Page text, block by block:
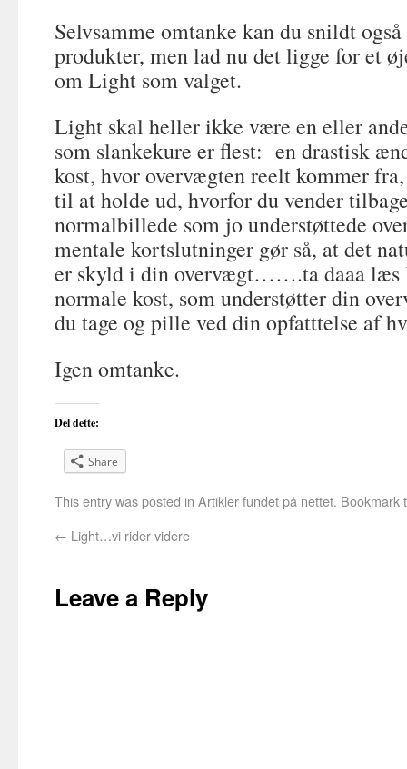
Selvsamme omtanke kan du snildt
produkter, men lad nu det ligge for et
om Light som valget.
Light skal heller ikke være en eller
som slankekure er flest: en drastisk
kost, hvor overvægten reelt kommer
til at holde ud, hvorfor du vender
normalbillede som jo understøttede
mentale kortslutninger gør så, at det
er skyld i din overvægt…….ta daaa
normale kost, som understøtter din
du tage og pille ved din opfatttelse af
Igen omtanke.
Del dette:
Share
This entry was posted in Artikler fundet på nettet. Bookmark
← Light…vi rider videre
Leave a Reply